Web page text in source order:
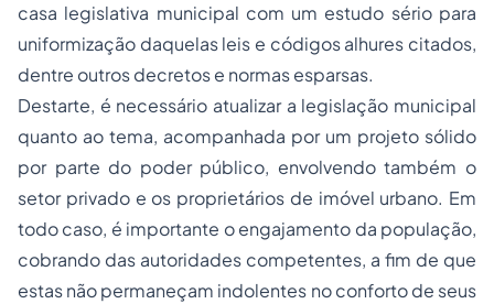
casa legislativa municipal com um estudo sério para
uniformização daquelas leis e códigos alhures citados,
dentre outros decretos e normas esparsas.
Destarte, é necessário atualizar a legislação municipal
quanto ao tema, acompanhada por um projeto sólido
por parte do poder público, envolvendo também o
setor privado e os proprietários de imóvel urbano. Em
todo caso, é importante o engajamento da população,
cobrando das autoridades competentes, a fim de que
estas não permaneçam indolentes no conforto de seus